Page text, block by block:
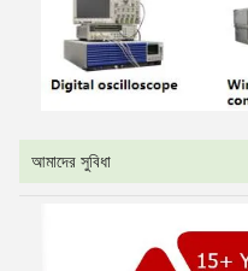
আমাদের সুবিধা